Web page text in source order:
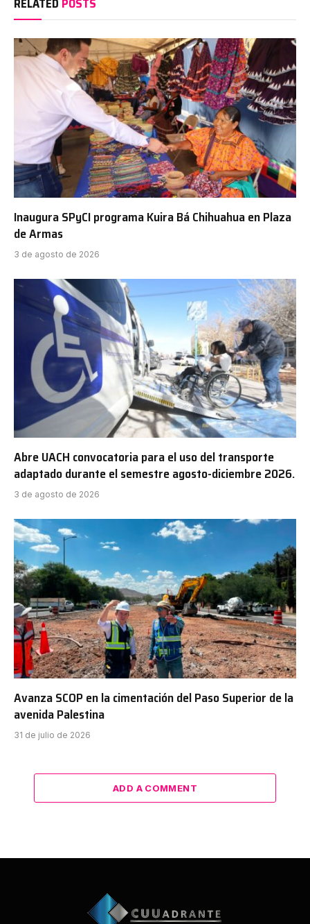
RELATED POSTS
Inaugura SPyCI programa Kuira Bá Chihuahua en Plaza
de Armas
3 de agosto de 2026
Abre UACH convocatoria para el uso del transporte
adaptado durante el semestre agosto-diciembre 2026.
3 de agosto de 2026
Avanza SCOP en la cimentación del Paso Superior de la
avenida Palestina
31 de julio de 2026
ADD A COMMENT